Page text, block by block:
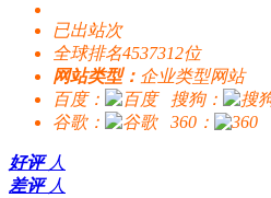
已出站次
全球排名4537312位
网站类型： 企业类型网站
百度：
搜狗：
谷歌：
360：
好评 人
差评 人